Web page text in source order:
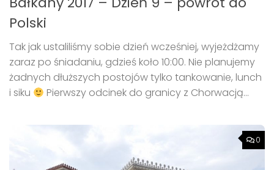
Polski
Tak jak ustaliliśmy sobie dzień wcześniej, wyjeżdżamy
zaraz po śniadaniu, gdzieś koło 10:00. Nie planujemy
żadnych dłuższych postojów tylko tankowanie, lunch
i siku
Pierwszy odcinek do granicy z Chorwacją...
0